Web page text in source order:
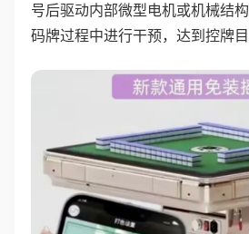
号后驱动内部微型电机或机械结构
码牌过程中进行干预，达到控牌目